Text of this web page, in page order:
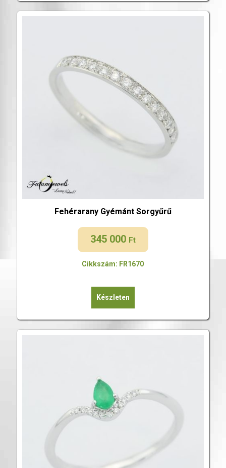
Fehérarany Gyémánt Sorgyűrű
345 000 Ft
Cikkszám: FR1670
Készleten